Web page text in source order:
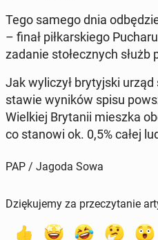
Tego samego dnia
– finał pił­kar­skie­go
zadanie sto­łecz­nych służb
Jak wy­li­czył bry­tyj­ski
sta­wie wyników spisu
Wiel­kiej Bry­ta­nii mieszka
co stanowi ok. 0,5% całej
PAP / Jagoda Sowa
Dziękujemy za przeczytanie